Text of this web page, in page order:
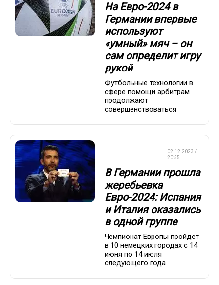
На Евро-2024 в
Германии впервые
используют
«умный» мяч – он
сам определит игру
рукой
Футбольные технологии в
сфере помощи арбитрам
продолжают
совершенствоваться
02.12.2023 /
20:55
В Германии прошла
жеребьевка
Евро-2024: Испания
и Италия оказались
в одной группе
Чемпионат Европы пройдет
в 10 немецких городах с 14
июня по 14 июля
следующего года